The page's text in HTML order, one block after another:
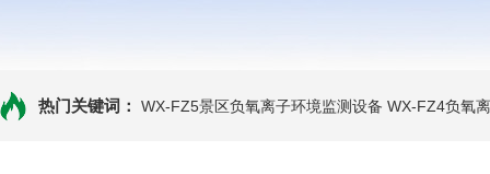
热门关键词： WX-FZ5景区负氧离子环境监测设备 WX-FZ4负氧